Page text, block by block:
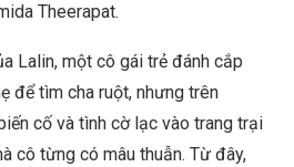
Theerapat.
Lalin, một cô gái trẻ đánh cắp
để tìm cha ruột, nhưng trên
cố và tình cờ lạc vào trang trại
cô từng có mâu thuẫn. Từ đây,